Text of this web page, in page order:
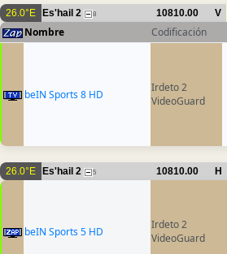
26.0°E Es'hail 2 8 10810.00 V
Nombre Codificación
beIN Sports 8 HD
Irdeto 2
VideoGuard
26.0°E Es'hail 2 5 10810.00 H
beIN Sports 5 HD
Irdeto 2
VideoGuard